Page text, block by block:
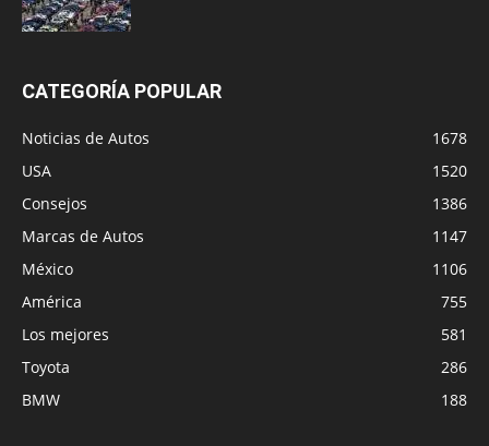
CATEGORÍA POPULAR
Noticias de Autos
1678
USA
1520
Consejos
1386
Marcas de Autos
1147
México
1106
América
755
Los mejores
581
Toyota
286
BMW
188